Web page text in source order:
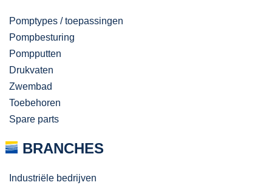
Pomptypes / toepassingen
Pompbesturing
Pompputten
Drukvaten
Zwembad
Toebehoren
Spare parts
BRANCHES
Industriële bedrijven